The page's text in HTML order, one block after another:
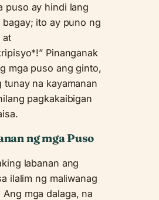
puso ay hindi lang
bagay; ito ay puno ng
at
Pinanganak
mga puso ang ginto,
tunay na kayamanan
pagkakaibigan
ng mga Puso
labanan ang
ilalim ng maliwanag
mga dalaga, na